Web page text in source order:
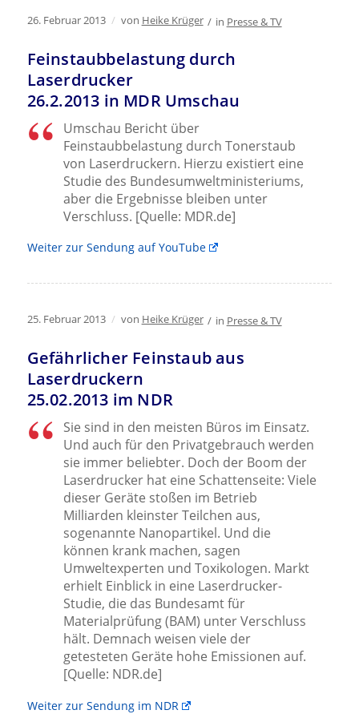
26. Februar 2013 / von Heike Krüger / in Presse & TV
Feinstaubbelastung durch
Laserdrucker
26.2.2013 in MDR Umschau
Umschau Bericht über
Feinstaubbelastung durch Tonerstaub
von Laserdruckern. Hierzu existiert eine
Studie des Bundesumweltministeriums,
aber die Ergebnisse bleiben unter
Verschluss. [Quelle: MDR.de]
Weiter zur Sendung auf YouTube
25. Februar 2013 / von Heike Krüger / in Presse & TV
Gefährlicher Feinstaub aus
Laserdruckern
25.02.2013 im NDR
Sie sind in den meisten Büros im Einsatz.
Und auch für den Privatgebrauch werden
sie immer beliebter. Doch der Boom der
Laserdrucker hat eine Schattenseite: Viele
dieser Geräte stoßen im Betrieb
Milliarden kleinster Teilchen aus,
sogenannte Nanopartikel. Und die
können krank machen, sagen
Umweltexperten und Toxikologen. Markt
erhielt Einblick in eine Laserdrucker-
Studie, die das Bundesamt für
Materialprüfung (BAM) unter Verschluss
hält. Demnach weisen viele der
getesteten Geräte hohe Emissionen auf.
[Quelle: NDR.de]
Weiter zur Sendung im NDR